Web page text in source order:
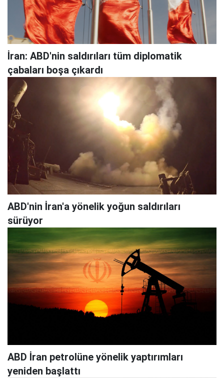
İran: ABD'nin saldırıları tüm diplomatik
çabaları boşa çıkardı
ABD'nin İran'a yönelik yoğun saldırıları
sürüyor
ABD İran petrolüne yönelik yaptırımları
yeniden başlattı